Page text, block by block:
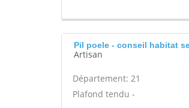
Pil poele - conseil habitat
Artisan
Département: 21
Plafond tendu -